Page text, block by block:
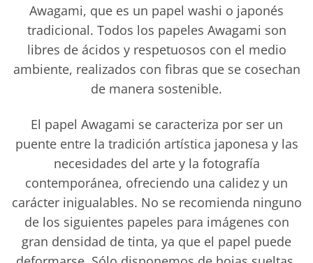
Awagami, que es un papel washi o japonés
tradicional. Todos los papeles Awagami son
libres de ácidos y respetuosos con el medio
ambiente, realizados con fibras que se cosechan
de manera sostenible.
El papel Awagami se caracteriza por ser un
puente entre la tradición artística japonesa y las
necesidades del arte y la fotografía
contemporánea, ofreciendo una calidez y un
carácter inigualables. No se recomienda ninguno
de los siguientes papeles para imágenes con
gran densidad de tinta, ya que el papel puede